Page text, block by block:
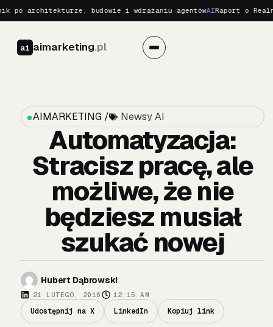
architekturze, budowie i wdrażaniu agentówAIRaport o
ai aimarketing.pl
AIMARKETING / Newsy AI
Automatyzacja:
Stracisz pracę, ale
możliwe, że nie
będziesz musiał
szukać nowej
Hubert Dąbrowski
21 LUTEGO, 2016 12:15 AM
Udostępnij na X LinkedIn Kopiuj link